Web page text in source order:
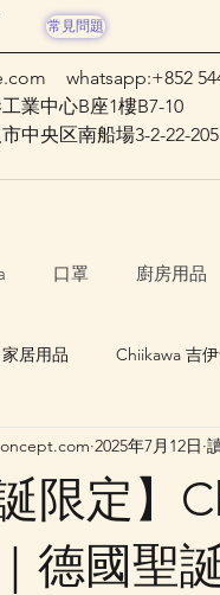
常見問題
whatsapp:+852
業中心B座1樓B7-10
中央区南船場3-2-22-205
口罩 廚房用品
家居用品 Chiikawa 吉
角色 日本口罩
誕限定】
德國聖
2025年7月12日